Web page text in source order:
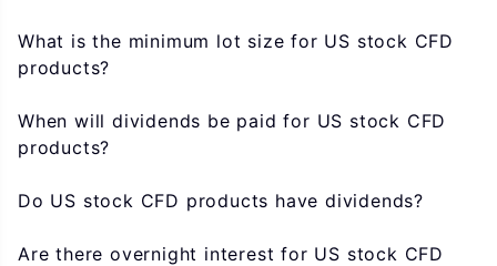
What is the minimum lot size for US stock CFD
products?
When will dividends be paid for US stock CFD
products?
Do US stock CFD products have dividends?
Are there overnight interest for US stock CFD